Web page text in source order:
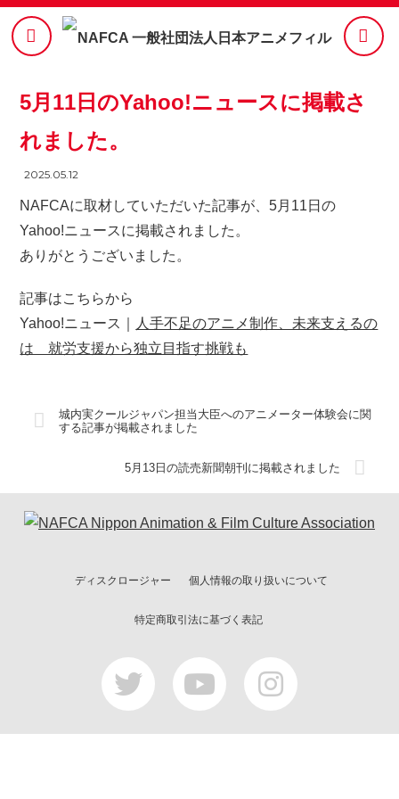
5月11日のYahoo!ニュースに掲載さ
れました。
2025.05.12
NAFCAに取材していただいた記事が、5月11日の
Yahoo!ニュースに掲載されました。
ありがとうございました。
記事はこちらから
Yahoo!ニュース｜
人手不足のアニメ制作、未来支えるの
は 就労支援から独立目指す挑戦も
城内実クールジャパン担当大臣へのアニメーター体験会に関
する記事が掲載されました
5月13日の読売新聞朝刊に掲載されました
ディスクロージャー 個人情報の取り扱いについて
特定商取引法に基づく表記